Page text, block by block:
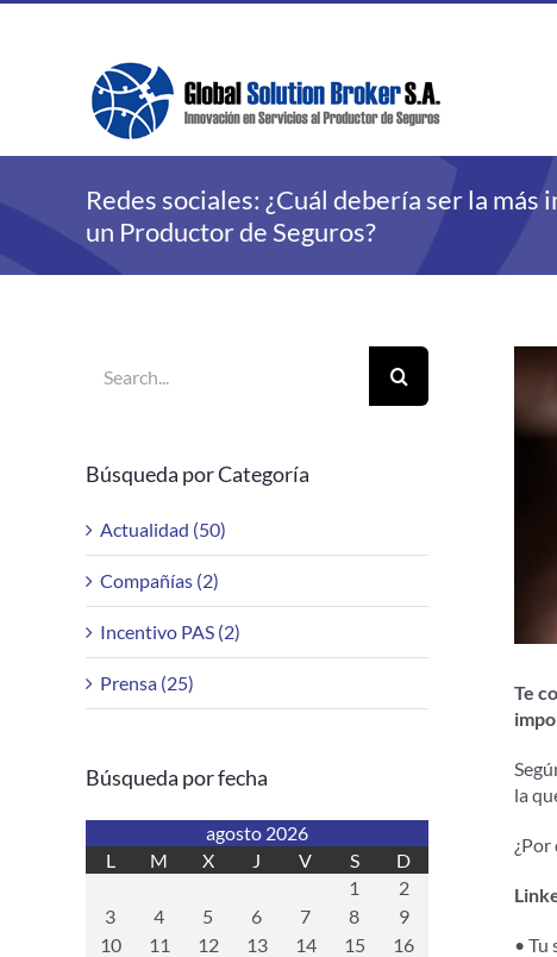
Skip
Redes sociales: ¿Cuál debería ser la más
un Productor de Seguros?
Te
la
¿Por
• Tu
for:
Búsqueda por Categoría
Actualidad (50)
Compañías (2)
Incentivo PAS (2)
Prensa (25)
Búsqueda por fecha
agosto 2026
L
M X J V S
D
1
2
3
4 5 6 7 8
9
10
11 12 13 14 15
16